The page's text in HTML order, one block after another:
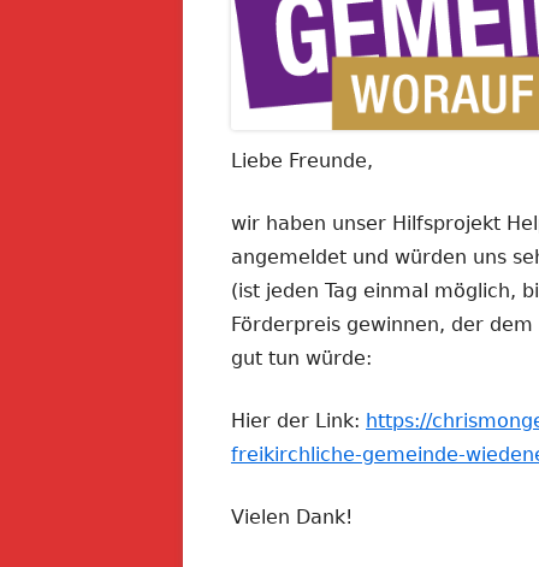
Liebe Freunde,
wir haben unser Hilfsprojekt
angemeldet und würden uns
(ist jeden Tag einmal möglich,
Förderpreis gewinnen, der
gut tun würde:
Hier der Link: https://
freikirchliche-gemeinde-
Vielen Dank!